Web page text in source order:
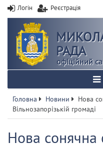
Логін Реєстрація
РАДА
офіційний
Головна Новини
Нова
Вільнозапорізькій громаді
Нова сонячна